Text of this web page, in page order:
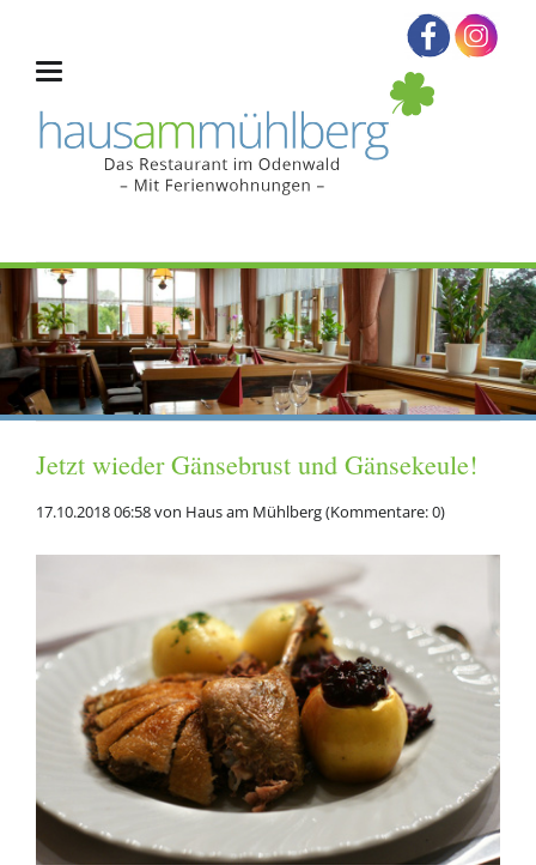
Jetzt wieder Gänsebrust und Gänsekeule!
17.10.2018 06:58von Haus am Mühlberg(Kommentare: 0)